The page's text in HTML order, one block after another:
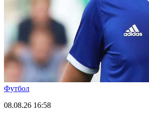
Футбол
08.08.26 16:58